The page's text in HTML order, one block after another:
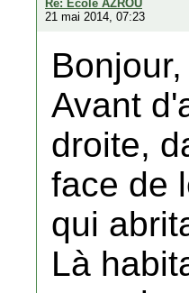
Re: Ecole AZROU
21 mai 2014, 07:23
Bonjour,
Avant
droite,
face de
qui
Là